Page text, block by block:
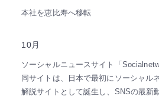
本社を恵比寿へ移転
10月
ソーシャルニュースサイト「
同サイトは、日本で最初にソーシャル
解説サイトとして誕生し、SNSの最新